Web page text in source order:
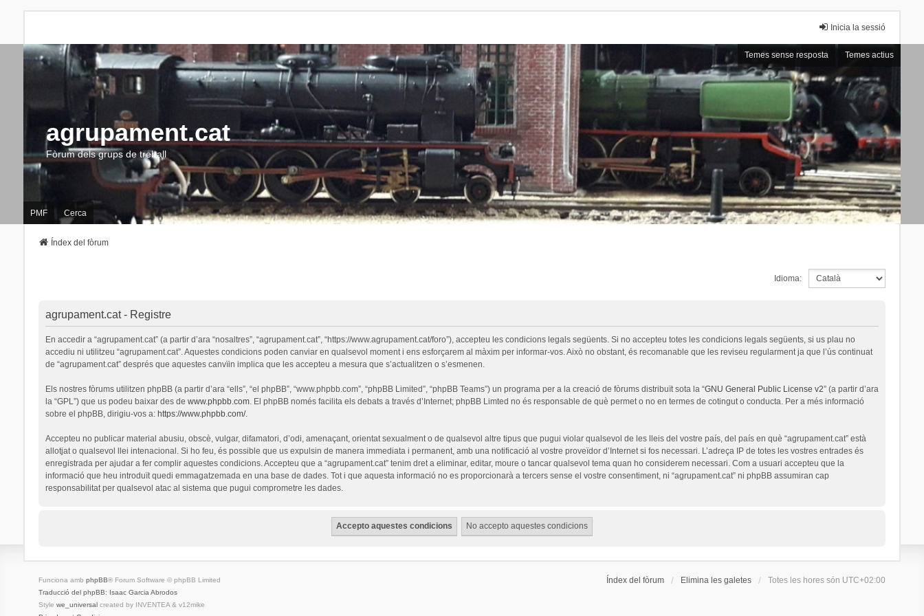
Inicia la sessió
Temes sense resposta Temes actius
agrupament.cat
Fòrum dels grups de treball
PMF Cerca
Índex del fòrum
Idioma:
agrupament.cat - Registre
En accedir a “agrupament.cat” (a partir d’ara “nosaltres”, “agrupament.cat”, “https://www.agrupament.cat/foro”), accepteu les condicions legals següents. Si no accepteu totes les condicions legals següents, si us plau no
accediu ni utilitzeu “agrupament.cat”. Aquestes condicions poden canviar en qualsevol moment i ens esforçarem al màxim per informar-vos. Això no obstant, és recomanable que les reviseu regularment ja que l’ús continuat
de “agrupament.cat” després que aquestes canvïin implica que les accepteu a mesura que s’actualitzen o s’esmenen.
Els nostres fòrums utilitzen phpBB (a partir d’ara “ells”, “el phpBB”, “www.phpbb.com”, “phpBB Limited”, “phpBB Teams”) un programa per a la creació de fòrums distribuït sota la “GNU General Public License v2” (a partir d’ara
la “GPL”) que us podeu baixar des de www.phpbb.com. El phpBB només facilita els debats a través d’Internet; phpBB Limted no és responsable de què permet o no en termes de cotingut o conducta. Per a més informació
sobre el phpBB, dirigiu-vos a: https://www.phpbb.com/.
Accepteu no publicar material abusiu, obscè, vulgar, difamatori, d’odi, amenaçant, orientat sexualment o de qualsevol altre tipus que pugui violar qualsevol de les lleis del vostre país, del país en què “agrupament.cat” està
allotjat o qualsevol llei intenacional. Si ho feu, és possible que us expulsin de manera immediata i permanent, amb una notificació al vostre proveïdor d’Internet si fos necessari. L’adreça IP de totes les vostres entrades és
enregistrada per ajudar a fer complir aquestes condicions. Accepteu que a “agrupament.cat” tenim dret a eliminar, editar, moure o tancar qualsevol tema quan ho considerem necessari. Com a usuari accepteu que la
informació que heu introduït quedi emmagatzemada en una base de dades. Tot i que aquesta informació no es proporcionarà a tercers sense el vostre consentiment, ni “agrupament.cat” ni phpBB assumiran cap
responsabilitat per qualsevol atac al sistema que pugui comprometre les dades.
Índex del fòrum Elimina les galetes Totes les hores són UTC+02:00
Funciona amb phpBB® Forum Software © phpBB Limited
Traducció del phpBB: Isaac Garcia Abrodos
Style we_universalcreated by INVENTEA & v12mike